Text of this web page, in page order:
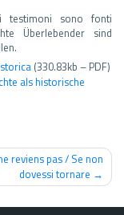
testimoni sono fonti
Überlebender sind
(330.83kb – PDF)
als historische
reviens pas / Se non
dovessi tornare